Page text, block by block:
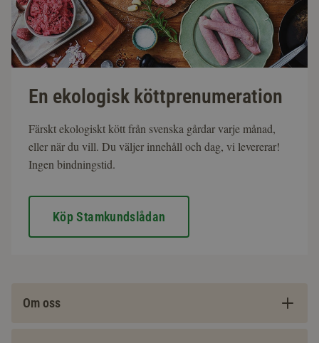
En ekologisk köttprenumeration
Färskt ekologiskt kött från svenska gårdar varje månad,
eller när du vill. Du väljer innehåll och dag, vi levererar!
Ingen bindningstid.
Köp Stamkundslådan
Om oss